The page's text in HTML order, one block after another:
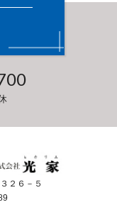
２６－５